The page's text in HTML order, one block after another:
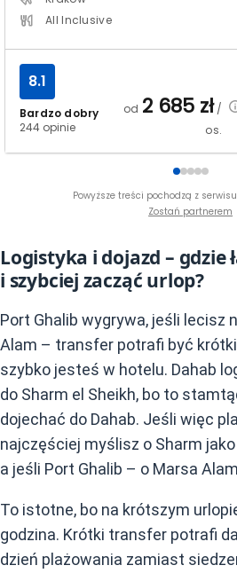
All Inclusive
Bardzo dobry
244 opinie
8.1
od 2 685 zł/
os.
Powyższe treści pochodzą z
Zostań partnerem
Logistyka i dojazd – gdzie
i szybciej zacząć urlop?
Port Ghalib wygrywa, jeśli lecisz
Alam – transfer potrafi być
szybko jesteś w hotelu. Dahab
do Sharm el Sheikh, bo to
dojechać do Dahab. Jeśli więc
najczęściej myślisz o Sharm
a jeśli Port Ghalib – o Marsa
To istotne, bo na krótszym
godzina. Krótki transfer potrafi
dzień plażowania zamiast